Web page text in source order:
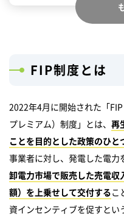
NR-Power Lab株式会
まとめ
FIP制度とは
2022年4月に開始された「
プレミアム）制度」とは、 再
ことを目的とした政策のひと
事業者に対し、発電した電力
卸電力市場で販売した売電
額）を上乗せして交付するこ
資インセンティブを促すとい